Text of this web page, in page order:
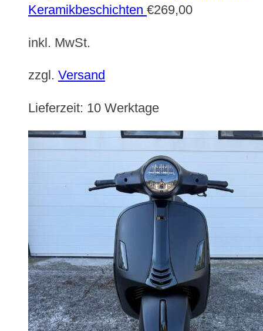
Keramikbeschichten €269,00
inkl. MwSt.
zzgl. Versand
Lieferzeit: 10 Werktage